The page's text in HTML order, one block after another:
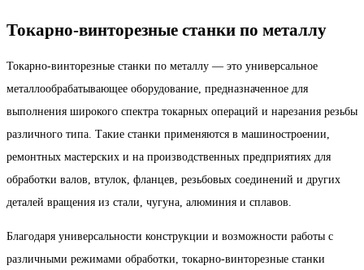
Токарно-винторезные станки по металлу
Токарно-винторезные станки по металлу — это универсальное
металлообрабатывающее оборудование, предназначенное для
выполнения широкого спектра токарных операций и нарезания резьбы
различного типа. Такие станки применяются в машиностроении,
ремонтных мастерских и на производственных предприятиях для
обработки валов, втулок, фланцев, резьбовых соединений и других
деталей вращения из стали, чугуна, алюминия и сплавов.
Благодаря универсальности конструкции и возможности работы с
различными режимами обработки, токарно-винторезные станки